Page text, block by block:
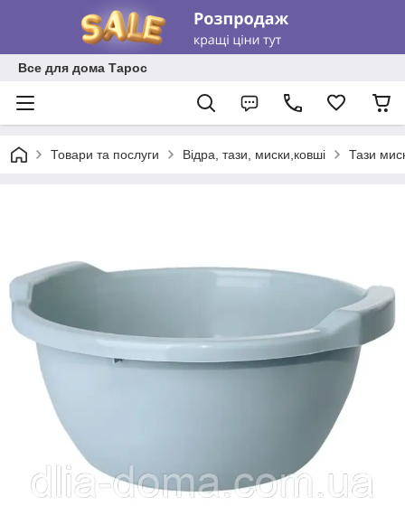
Все для дома Тарос
Товари та послуги Відра, тази, миски,ковші Тази